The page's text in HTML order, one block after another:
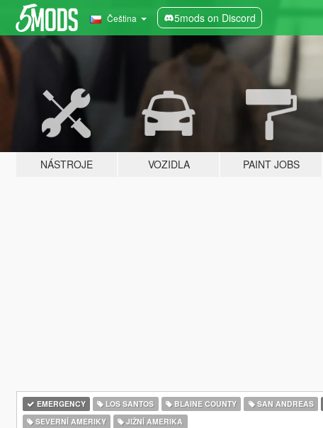
Čeština 5mods on Discord
NÁSTROJE VOZIDLA PAINT JOBS
EMERGENCY LOS SANTOS BLAINE COUNTY SAN ANDREAS
SEVERNÍ AMERIKY
JIŽNÍ AMERIKA